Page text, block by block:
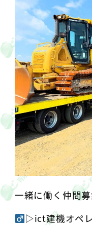
一緒に働く仲間
▷︎ict建機オペ